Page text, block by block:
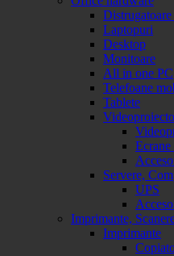
Laptopuri
Desktop
Monitoare
All in one PC
Telefoane
Tablete
Servere,
UPS
Imprimante,
Imprimante